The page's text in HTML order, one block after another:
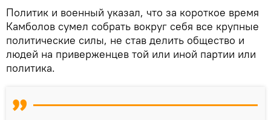
Политик и военный указал, что за короткое время
Камболов сумел собрать вокруг себя все крупные
политические силы, не став делить общество и
людей на приверженцев той или иной партии или
политика.